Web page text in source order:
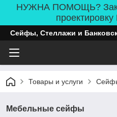
НУЖНА ПОМОЩЬ?
Сейфы, Стеллажи и
Товары и услуги
Мебельные сейфы